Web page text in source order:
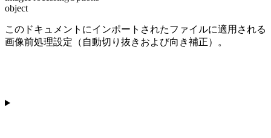
object
このドキュメントにインポートされたファイルに適用される
画像前処理設定（自動切り抜きおよび向き補正）。